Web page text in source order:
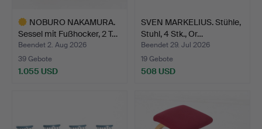
NOBURO NAKAMURA.
Sessel mit Fußhocker, 2 T…
Beendet 2. Aug 2026
39 Gebote
1.055 USD
SVEN MARKELIUS. Stühle,
Stuhl, 4 Stk., Or…
Beendet 29. Jul 2026
19 Gebote
508 USD